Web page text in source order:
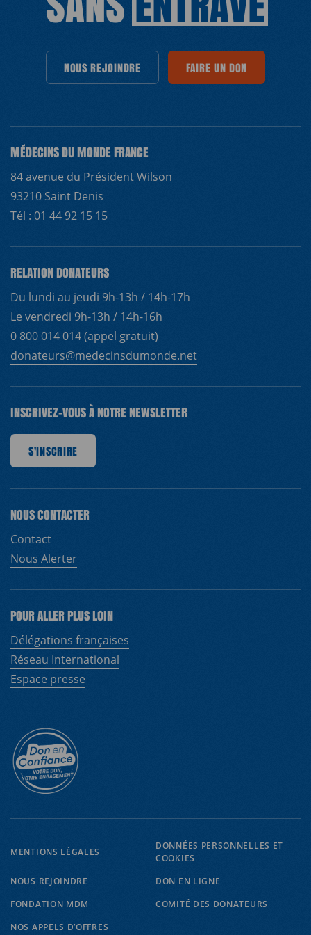
EN FR
NOUS REJOINDRE NOUS REJOINDRE NOUS REJOINDRE
NOUS REJOINDRE FAIRE UN DON FAIRE UN DON
FAIRE UN DON
MÉDECINS DU MONDE FRANCE
84 avenue du Président Wilson
93210 Saint Denis
Tél : 01 44 92 15 15
RELATION DONATEURS
Du lundi au jeudi 9h-13h / 14h-17h
Le vendredi 9h-13h / 14h-16h
0 800 014 014 (appel gratuit)
donateurs@medecinsdumonde.net
INSCRIVEZ-VOUS À NOTRE NEWSLETTER
S'INSCRIRE
S'INSCRIRE
NOUS CONTACTER
Contact
Nous Alerter
POUR ALLER PLUS LOIN
Délégations françaises
Réseau International
Espace presse
MENTIONS LÉGALES
DONNÉES PERSONNELLES ET
COOKIES
NOUS REJOINDRE DON EN LIGNE
FONDATION MDM COMITÉ DES DONATEURS
NOS APPELS D’OFFRES